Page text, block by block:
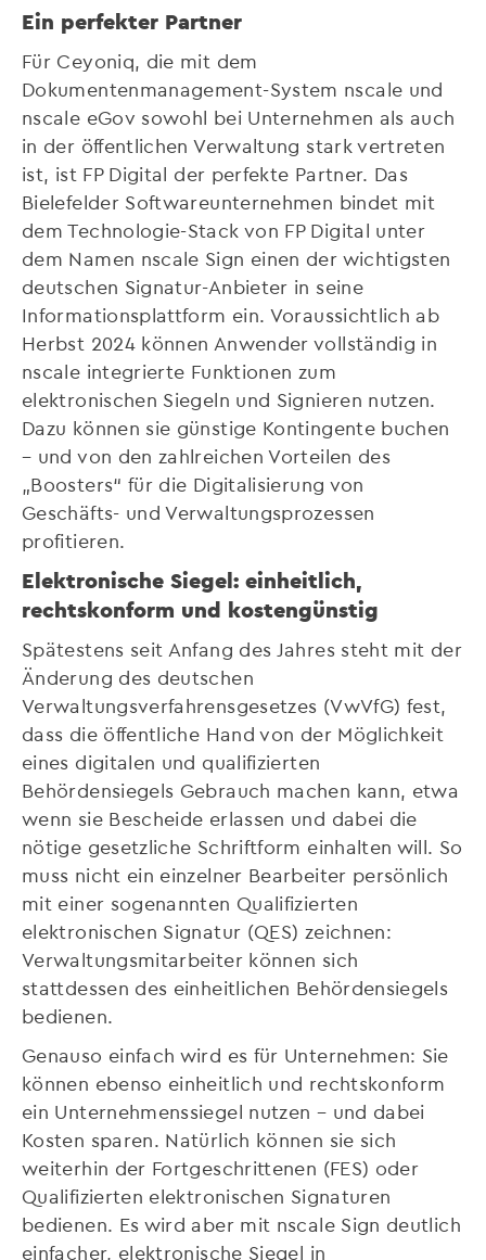
Ein perfekter Partner
Für Ceyoniq, die mit dem
Dokumentenmanagement-System nscale und
nscale eGov sowohl bei Unternehmen als auch
in der öffentlichen Verwaltung stark vertreten
ist, ist FP Digital der perfekte Partner. Das
Bielefelder Softwareunternehmen bindet mit
dem Technologie-Stack von FP Digital unter
dem Namen nscale Sign einen der wichtigsten
deutschen Signatur-Anbieter in seine
Informationsplattform ein. Voraussichtlich ab
Herbst 2024 können Anwender vollständig in
nscale integrierte Funktionen zum
elektronischen Siegeln und Signieren nutzen.
Dazu können sie günstige Kontingente buchen
– und von den zahlreichen Vorteilen des
„Boosters“ für die Digitalisierung von
Geschäfts- und Verwaltungsprozessen
profitieren.
Elektronische Siegel: einheitlich,
rechtskonform und kostengünstig
Spätestens seit Anfang des Jahres steht mit der
Änderung des deutschen
Verwaltungsverfahrensgesetzes (VwVfG) fest,
dass die öffentliche Hand von der Möglichkeit
eines digitalen und qualifizierten
Behördensiegels Gebrauch machen kann, etwa
wenn sie Bescheide erlassen und dabei die
nötige gesetzliche Schriftform einhalten will. So
muss nicht ein einzelner Bearbeiter persönlich
mit einer sogenannten Qualifizierten
elektronischen Signatur (QES) zeichnen:
Verwaltungsmitarbeiter können sich
stattdessen des einheitlichen Behördensiegels
bedienen.
Genauso einfach wird es für Unternehmen: Sie
können ebenso einheitlich und rechtskonform
ein Unternehmenssiegel nutzen – und dabei
Kosten sparen. Natürlich können sie sich
weiterhin der Fortgeschrittenen (FES) oder
Qualifizierten elektronischen Signaturen
bedienen. Es wird aber mit nscale Sign deutlich
einfacher, elektronische Siegel in